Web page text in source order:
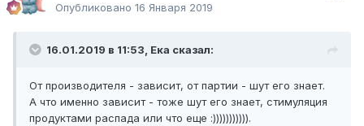
Опубликовано 16 Января 2019
16.01.2019 в 11:53, Ека сказал:
От производителя - зависит, от партии - шут его знает.
А что именно зависит - тоже шут его знает, стимуляция
продуктами распада или что еще :))))))))))).